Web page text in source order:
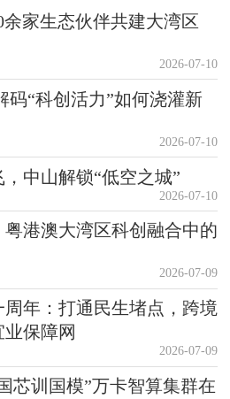
家生态伙伴共建大湾区
2026-07-10
码“科创活力”如何浇灌新
2026-07-10
中山解锁“低空之城”
2026-07-10
港澳大湾区科创融合中的
2026-07-09
年：打通民生堵点，跨境
保障网
2026-07-09
芯训国模”万卡智算集群在